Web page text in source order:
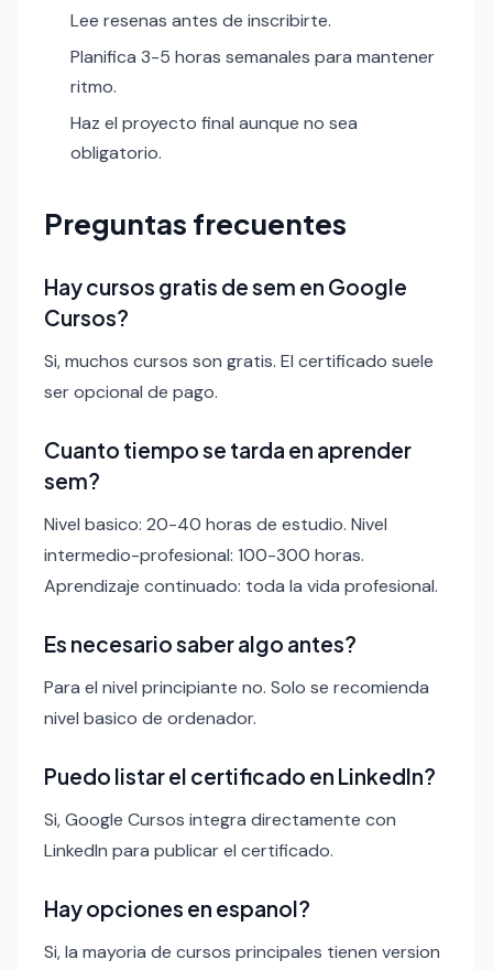
Lee resenas antes de inscribirte.
Planifica 3-5 horas semanales para mantener
ritmo.
Haz el proyecto final aunque no sea
obligatorio.
Preguntas frecuentes
Hay cursos gratis de sem en Google
Cursos?
Si, muchos cursos son gratis. El certificado suele
ser opcional de pago.
Cuanto tiempo se tarda en aprender
sem?
Nivel basico: 20-40 horas de estudio. Nivel
intermedio-profesional: 100-300 horas.
Aprendizaje continuado: toda la vida profesional.
Es necesario saber algo antes?
Para el nivel principiante no. Solo se recomienda
nivel basico de ordenador.
Puedo listar el certificado en LinkedIn?
Si, Google Cursos integra directamente con
LinkedIn para publicar el certificado.
Hay opciones en espanol?
Si, la mayoria de cursos principales tienen version